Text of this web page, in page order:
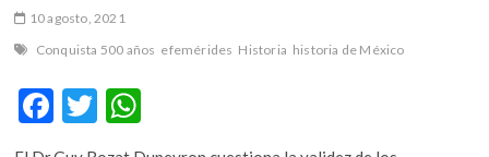
10 agosto, 2021
Conquista 500 años efemérides Historia historia de México
F
ac
T
h